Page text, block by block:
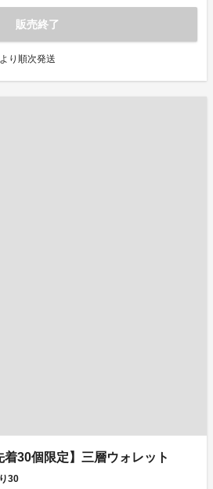
販売終了
り順次発送
30個限定】三層ウォレット
30